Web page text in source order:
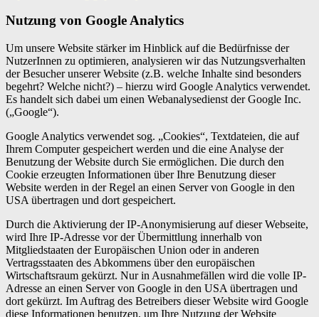
Nutzung von Google Analytics
Um unsere Website stärker im Hinblick auf die Bedürfnisse der
NutzerInnen zu optimieren, analysieren wir das Nutzungsverhalten
der Besucher unserer Website (z.B. welche Inhalte sind besonders
begehrt? Welche nicht?) – hierzu wird Google Analytics verwendet.
Es handelt sich dabei um einen Webanalysedienst der Google Inc.
(„Google“).
Google Analytics verwendet sog. „Cookies“, Textdateien, die auf
Ihrem Computer gespeichert werden und die eine Analyse der
Benutzung der Website durch Sie ermöglichen. Die durch den
Cookie erzeugten Informationen über Ihre Benutzung dieser
Website werden in der Regel an einen Server von Google in den
USA übertragen und dort gespeichert.
Durch die Aktivierung der IP-Anonymisierung auf dieser Webseite,
wird Ihre IP-Adresse vor der Übermittlung innerhalb von
Mitgliedstaaten der Europäischen Union oder in anderen
Vertragsstaaten des Abkommens über den europäischen
Wirtschaftsraum gekürzt. Nur in Ausnahmefällen wird die volle IP-
Adresse an einen Server von Google in den USA übertragen und
dort gekürzt. Im Auftrag des Betreibers dieser Website wird Google
diese Informationen benutzen, um Ihre Nutzung der Website